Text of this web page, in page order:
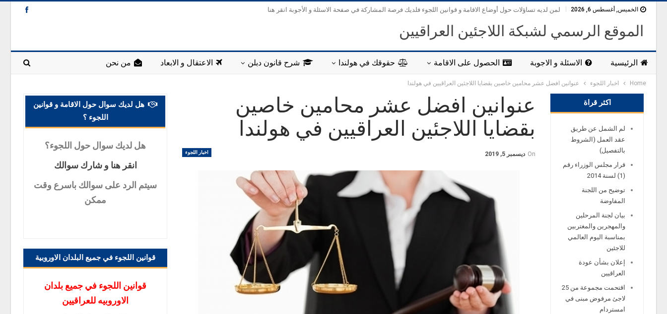
الخميس, أغسطس 6, 2026 لمن لديه تساؤلات حول أوضاع الاقامة و قوانين اللجوء فلديك فرصة المشاركة في صفحة الاسئلة و الأجوبة انقر هنا
الموقع الرسمي لشبكة اللاجئين العراقيين
الرئيسية الاسئلة و الاجوبة الحصول على الاقامة حقوقك في هولندا شرح قانون دبلن الاعتقال و الابعاد من نحن
Home اخبار اللجوء عنوانين افضل عشر محامين خاصين بقضايا اللاجئين العراقيين في هولندا
عنوانين افضل عشر محامين خاصين
بقضايا اللاجئين العراقيين في هولندا
اخبار اللجوء On ديسمبر 5, 2019
هل لديك سوال حول الاقامة و قوانين
اللجوء ؟
هل لديك سوال حول اللجوء؟
انقر هنا و شارك سوالك
سيتم الرد على سوالك باسرع وقت
ممكن
قوانين اللجوء في جميع البلدان الاوروبية
قوانين اللجوء في جميع بلدان
الاوروبيه للعراقيين
اكثر قراة
لم الشمل عن طريق
عقد العمل (الشروط
بالتفصيل)
قرار مجلس الوزراء رقم
(1) لسنة 2014
توضيح من اللجنة
المفاوضة
بيان لجنة المرحلين
والمهجرين والمغتربين
بمناسبة اليوم العالمي
للاجئين
إعلان بشأن عودة
العراقيين
اقتحمت مجموعة من 25
لاجئ مرفوض مبنى في
امستردام